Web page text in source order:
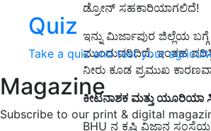
Quiz
Take a quiz and test your
Magazine
Subscribe to our print & digital
ಡ್ರೋನ್ ಸಹಕಾರಿಯಾಗಲಿದೆ!
ಇನ್ನು ಮಿರ್ಜಾಪುರ ಜಿಲ್ಲೆಯ
ಮುಂದುವರಿದಿದೆ.ಇಂತಹ
ನೀರು ಕೂಡ ಪ್ರಮುಖ
ಕೀಟನಾಶಕ ಮತ್ತು ಯೂರಿಯಾ
BHU ನ ಕೃಷಿ ವಿಜ್ಞಾನ